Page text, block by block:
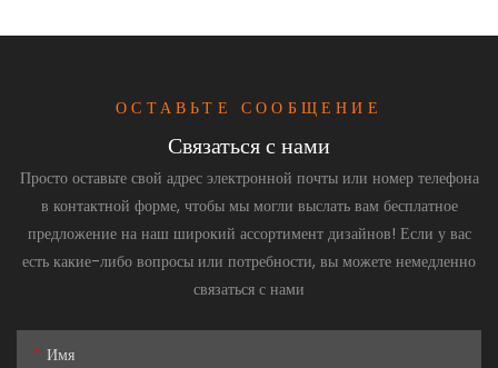
ОСТАВЬТЕ СООБЩЕНИЕ
Связаться с нами
Просто оставьте свой адрес электронной почты или номер телефона
в контактной форме, чтобы мы могли выслать вам бесплатное
предложение на наш широкий ассортимент дизайнов! Если у вас
есть какие-либо вопросы или потребности, вы можете немедленно
связаться с нами
Имя